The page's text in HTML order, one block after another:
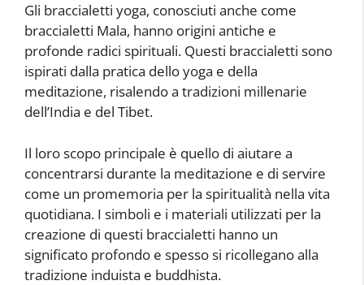
Gli braccialetti yoga, conosciuti anche come
braccialetti Mala, hanno origini antiche e
profonde radici spirituali. Questi braccialetti sono
ispirati dalla pratica dello yoga e della
meditazione, risalendo a tradizioni millenarie
dell’India e del Tibet.
Il loro scopo principale è quello di aiutare a
concentrarsi durante la meditazione e di servire
come un promemoria per la spiritualità nella vita
quotidiana. I simboli e i materiali utilizzati per la
creazione di questi braccialetti hanno un
significato profondo e spesso si ricollegano alla
tradizione induista e buddhista.